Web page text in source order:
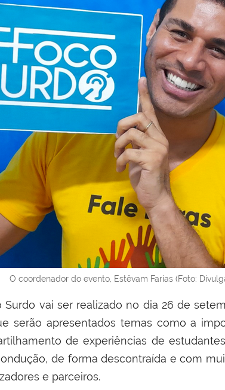
O coordenador do evento, Estêvam Farias (Foto:
Surdo vai ser realizado no dia 26 de
serão apresentados temas como a
de experiências de
de forma descontraída e com
e parceiros.